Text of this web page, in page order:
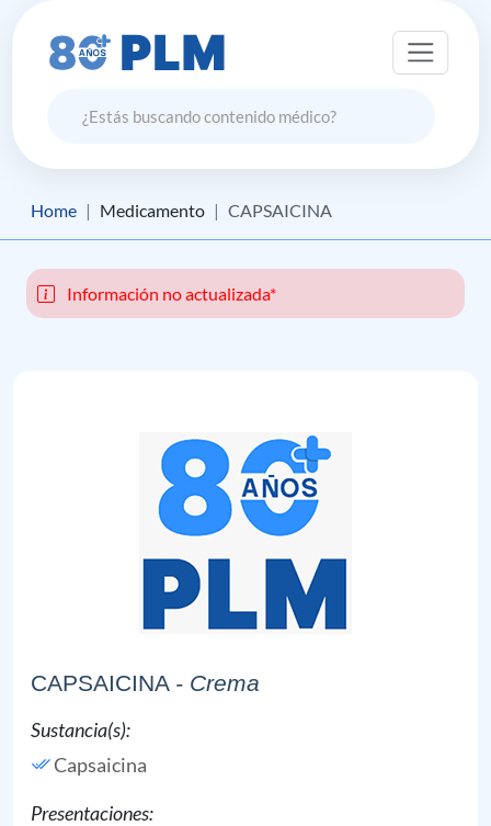
Home Medicamento CAPSAICINA
Información no actualizada*
CAPSAICINA - Crema
Sustancia(s):
Capsaicina
Presentaciones: